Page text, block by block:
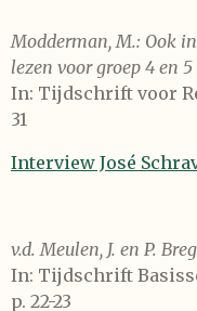
Modderman, M.: Ook
lezen voor groep 4 en
In: Tijdschrift voor
31
Interview José
v.d. Meulen, J. en P.
In: Tijdschrift
p. 22-23